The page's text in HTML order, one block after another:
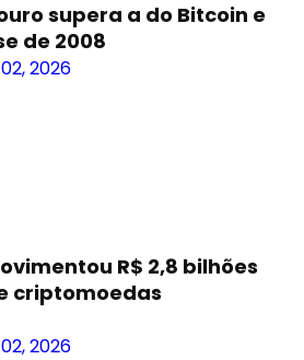
supera a do Bitcoin e
de 2008
2026
R$ 2,8 bilhões
criptomoedas
2026